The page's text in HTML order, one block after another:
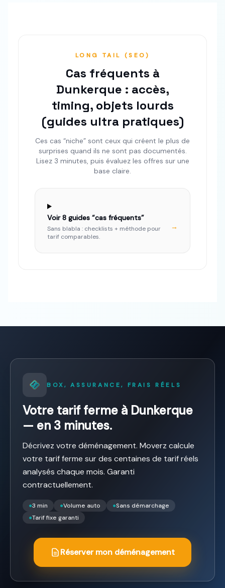
LONG TAIL (SEO)
Cas fréquents à
Dunkerque : accès,
timing, objets lourds
(guides ultra pratiques)
Ces cas “niche” sont ceux qui créent le plus de
surprises quand ils ne sont pas documentés.
Lisez 3 minutes, puis évaluez les offres sur une
base claire.
Voir8 guides “cas fréquents”
Sans blabla : checklists + méthode pour
tarif comparables.
→
BOX, ASSURANCE, FRAIS RÉELS
Votre tarif ferme à Dunkerque
— en 3 minutes.
Décrivez votre déménagement. Moverz calcule
votre tarif ferme sur des centaines de tarif réels
analysés chaque mois. Garanti
contractuellement.
●3 min ●Volume auto ●Sans démarchage
●Tarif fixe garanti
Réserver mon déménagement